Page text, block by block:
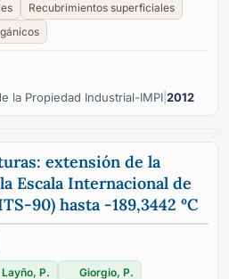
Recubrimientos superficiales
la Propiedad Industrial-IMPI 2012
extensión de la
Escala Internacional de
90) hasta -189,3442 ºC
Layño, P. Giorgio, P.